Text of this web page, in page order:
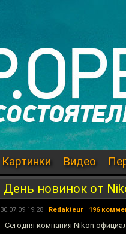
Картинки Видео
День новинок от
30.07.09 19:28 | Redakteur | 196
Сегодня компания Nikon